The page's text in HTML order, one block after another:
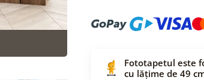
Fototapetul este
cu lățime de 49